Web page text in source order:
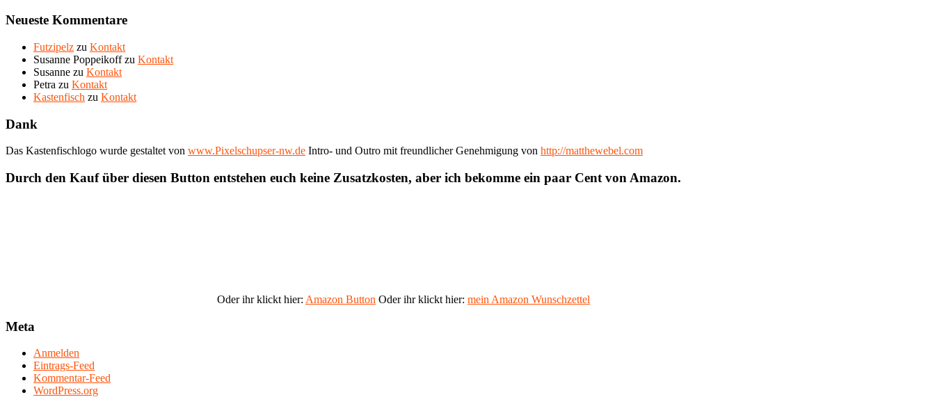
Neueste Kommentare
Futzipelz zu Kontakt
Susanne Poppeikoffzu Kontakt
Susanne zu Kontakt
Petra zu Kontakt
Kastenfisch zu Kontakt
Dank
Das Kastenfischlogo wurde gestaltet von www.Pixelschupser-nw.de Intro- und Outro mit freundlicher Genehmigung von http://matthewebel.com
Durch den Kauf über diesen Button entstehen euch keine Zusatzkosten, aber ich bekomme ein paar Cent von Amazon.
Oder ihr klickt hier: Amazon Button Oder ihr klickt hier: mein Amazon Wunschzettel
Meta
Anmelden
Eintrags-Feed
Kommentar-Feed
WordPress.org